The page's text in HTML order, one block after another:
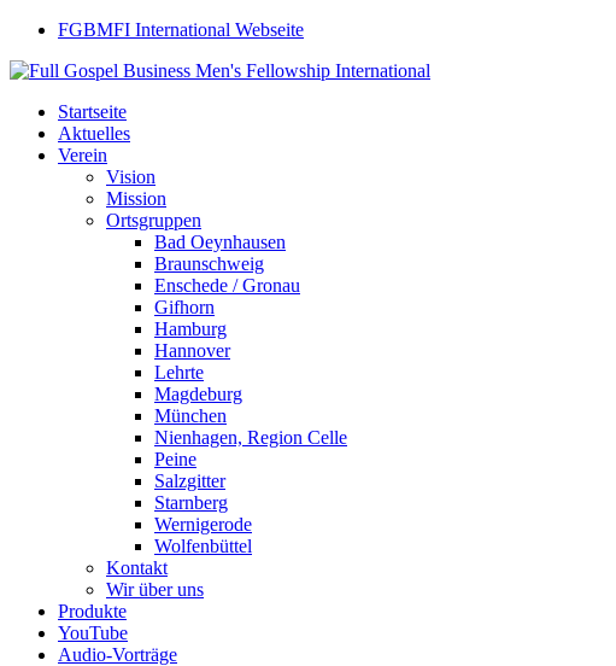
FGBMFI International Webseite
Startseite
Aktuelles
Verein
Vision
Mission
Ortsgruppen
Bad Oeynhausen
Braunschweig
Enschede / Gronau
Gifhorn
Hamburg
Hannover
Lehrte
Magdeburg
München
Nienhagen, Region Celle
Peine
Salzgitter
Starnberg
Wernigerode
Wolfenbüttel
Kontakt
Wir über uns
Produkte
YouTube
Audio-Vorträge